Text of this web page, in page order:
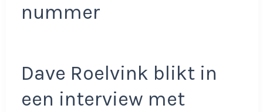
nummer
Dave Roelvink blikt in
een interview met